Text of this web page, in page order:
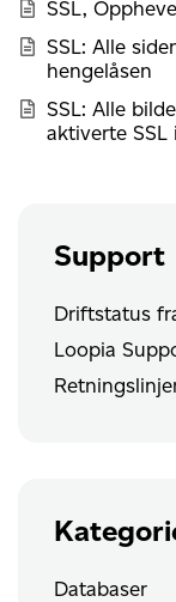
SSL,
SSL: Alle
hengelåsen
SSL: Alle
aktiverte SSL
Support
Driftstatus
Loopia
Databaser